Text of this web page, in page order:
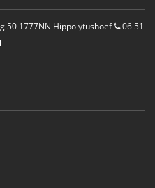
50 1777NN Hippolytushoef
06 51